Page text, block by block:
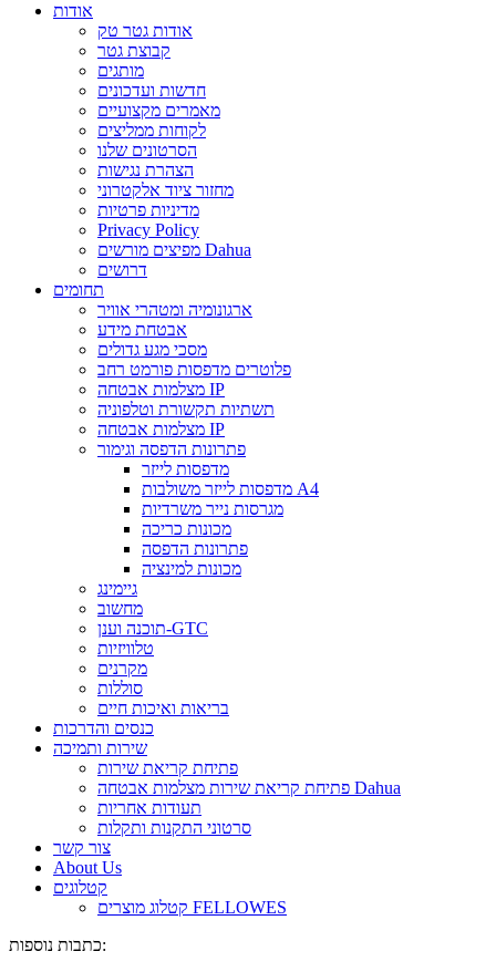
אודות
אודות גטר טק
קבוצת גטר
מותגים
חדשות ועדכונים
מאמרים מקצועיים
לקוחות ממליצים
הסרטונים שלנו
הצהרת נגישות
מחזור ציוד אלקטרוני
מדיניות פרטיות
Privacy Policy
מפיצים מורשים Dahua
דרושים
תחומים
ארגונומיה ומטהרי אוויר
אבטחת מידע
מסכי מגע גדולים
פלוטרים מדפסות פורמט רחב
מצלמות אבטחה IP
תשתיות תקשורת וטלפוניה
מצלמות אבטחה IP
פתרונות הדפסה וגימור
מדפסות לייזר
מדפסות לייזר משולבות A4
מגרסות נייר משרדיות
מכונות כריכה
פתרונות הדפסה
מכונות למינציה
גיימינג
מחשוב
תוכנה וענן-GTC
טלוויזיות
מקרנים
סוללות
בריאות ואיכות חיים
כנסים והדרכות
שירות ותמיכה
פתיחת קריאת שירות
פתיחת קריאת שירות מצלמות אבטחה Dahua
תעודות אחריות
סרטוני התקנות ותקלות
צור קשר
About Us
קטלוגים
קטלוג מוצרים FELLOWES
כתבות נוספות: